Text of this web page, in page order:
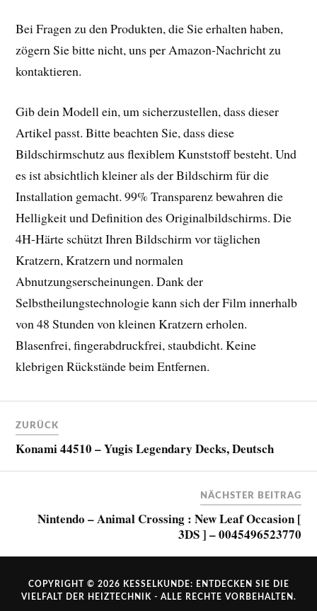
Bei Fragen zu den Produkten, die Sie erhalten haben,
zögern Sie bitte nicht, uns per Amazon-Nachricht zu
kontaktieren.
Gib dein Modell ein, um sicherzustellen, dass dieser
Artikel passt. Bitte beachten Sie, dass diese
Bildschirmschutz aus flexiblem Kunststoff besteht. Und
es ist absichtlich kleiner als der Bildschirm für die
Installation gemacht. 99% Transparenz bewahren die
Helligkeit und Definition des Originalbildschirms. Die
4H-Härte schützt Ihren Bildschirm vor täglichen
Kratzern, Kratzern und normalen
Abnutzungserscheinungen. Dank der
Selbstheilungstechnologie kann sich der Film innerhalb
von 48 Stunden von kleinen Kratzern erholen.
Blasenfrei, fingerabdruckfrei, staubdicht. Keine
klebrigen Rückstände beim Entfernen.
ZURÜCK
Konami 44510 – Yugis Legendary Decks, Deutsch
NÄCHSTER BEITRAG
Nintendo – Animal Crossing : New Leaf Occasion [
3DS ] – 0045496523770
COPYRIGHT © 2026 KESSELKUNDE: ENTDECKEN SIE DIE
VIELFALT DER HEIZTECHNIK - ALLE RECHTE VORBEHALTEN.